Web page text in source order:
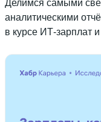
Делимся самыми
аналитическими
в курсе ИТ-зарплат